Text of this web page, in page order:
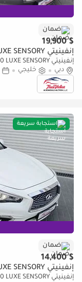
ضمان
$ 19,900
إنفينيتي Q50 LUXE SENSORY
إنفينيتي Q50 LUXE SENSORY
دبي
خليجي
استجابة سريعة
ضمان
$ 14,400
إنفينيتي Q50 LUXE SENSORY
إنفينيتي Q50 LUXE SENSORY